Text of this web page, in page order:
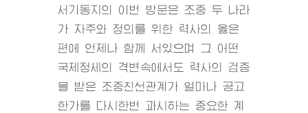
서기동지의 이번 방문은 조중 두 나라
가 자주와 정의를 위한 력사의 옳은
편에 언제나 함께 서있으며 그 어떤
국제정세의 격변속에서도 력사의 검증
을 받은 조중친선관계가 얼마나 공고
한가를 다시한번 과시하는 중요한 계